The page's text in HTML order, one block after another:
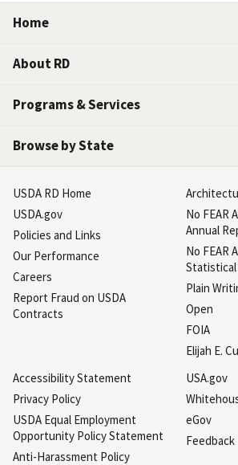
Home
About RD
Programs & Services
Browse by State
USDA RD Home
USDA.gov
Policies and Links
Our Performance
Careers
Report Fraud on USDA
Contracts
No FEAR
Annual
No FEAR
Statistical
Plain
Open
FOIA
Elijah E.
Accessibility Statement
Privacy Policy
USDA Equal Employment
Opportunity Policy Statement
Anti-Harassment Policy
USA.gov
eGov
Feedback